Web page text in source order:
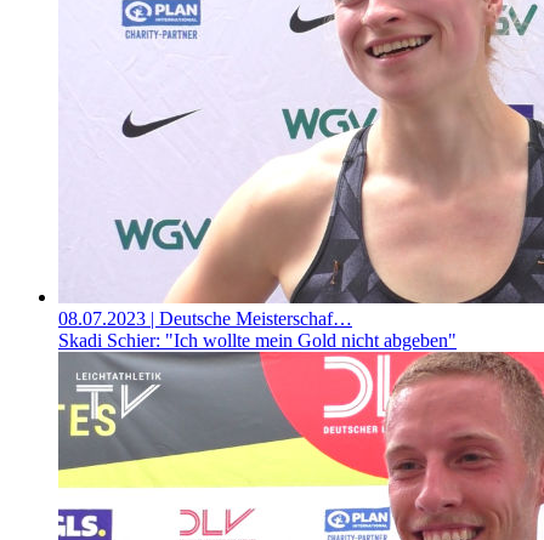
08.07.2023 | Deutsche Meisterschaf…
Skadi Schier: "Ich wollte mein Gold nicht abgeben"